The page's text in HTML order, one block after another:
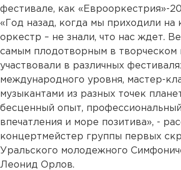
фестивале, как «Еврооркестрия»-
«Год назад, когда мы приходили на
оркестр – не знали, что нас ждет.
самым плодотворным в творческом
участвовали в различных
международного уровня, мастер-
музыкантами из разных точек
бесценный опыт,
впечатления и море позитива», -
концертмейстер группы первых
Уральского молодежного
Леонид Орлов.